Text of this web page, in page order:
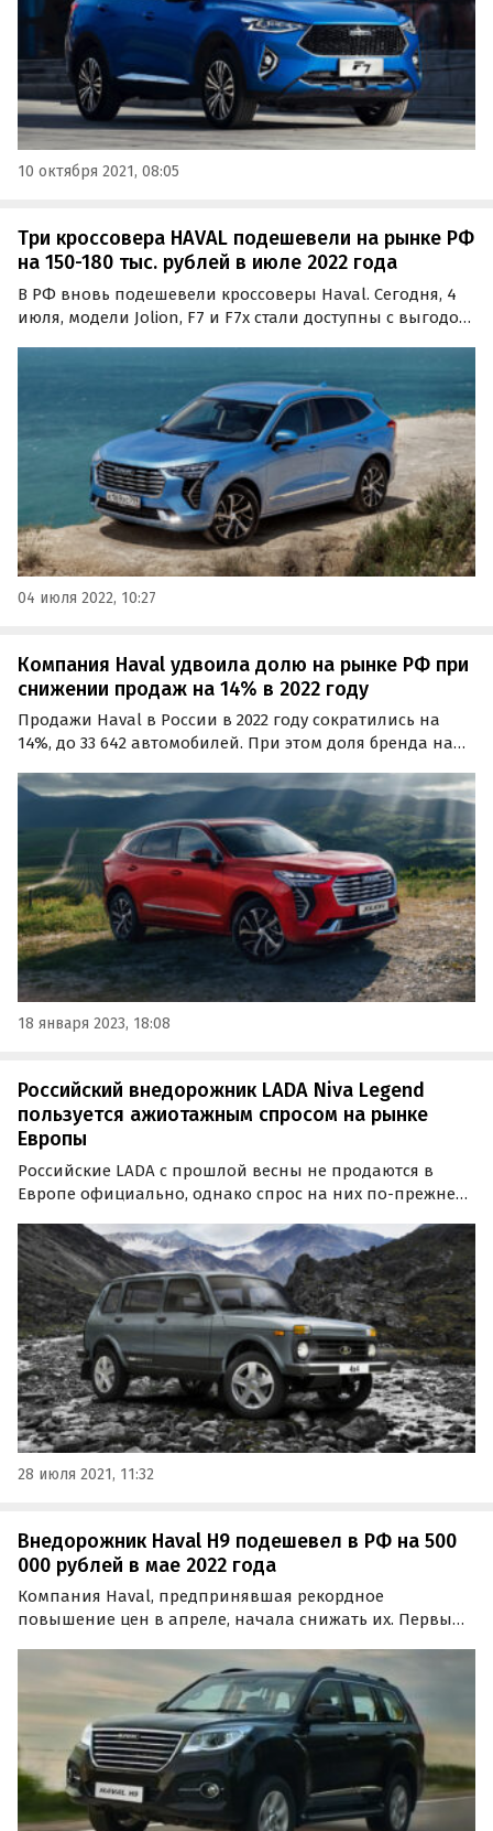
10 октября 2021, 08:05
Три кроссовера HAVAL подешевели на рынке РФ
на 150-180 тыс. рублей в июле 2022 года
В РФ вновь подешевели кроссоверы Haval. Сегодня, 4
июля, модели Jolion, F7 и F7x стали доступны с выгодой,
04 июля 2022, 10:27
Компания Haval удвоила долю на рынке РФ при
снижении продаж на 14% в 2022 году
Продажи Haval в России в 2022 году сократились на
14%, до 33 642 автомобилей. При этом доля бренда на
7,2% (+3,8% к 2021 году), сообщают «Автоновости дня» со
ссылкой на сайт Корпорации развития и…
18 января 2023, 18:08
Российский внедорожник LADA Niva Legend
пользуется ажиотажным спросом на рынке
Европы
Российские LADA с прошлой весны не продаются в
Европе официально, однако спрос на них по-прежнему
сравнительно высокий ценник, до сих пор раскупается
в первые же часы продаж.
28 июля 2021, 11:32
Внедорожник Haval H9 подешевел в РФ на 500
000 рублей в мае 2022 года
Компания Haval, предпринявшая рекордное
повышение цен в апреле, начала снижать их. Первым
самой дорогой модели бренда — внедорожника H9,
стоимость которого снизилась сразу на 500 тыс.
рублей…